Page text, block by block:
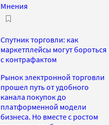
Мнения
Спутник торговли: как
маркетплейсы могут бороться
с контрафактом
Рынок электронной торговли
прошел путь от удобного
канала покупок до
платформенной модели
бизнеса. Но вместе с ростом